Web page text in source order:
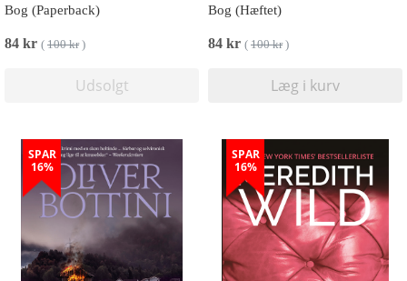
Bog (Paperback)
84 kr ( 100 kr)
Udsolgt
Bog (Hæftet)
84 kr ( 100 kr)
Læg i kurv
SPAR
16%
SPAR
16%